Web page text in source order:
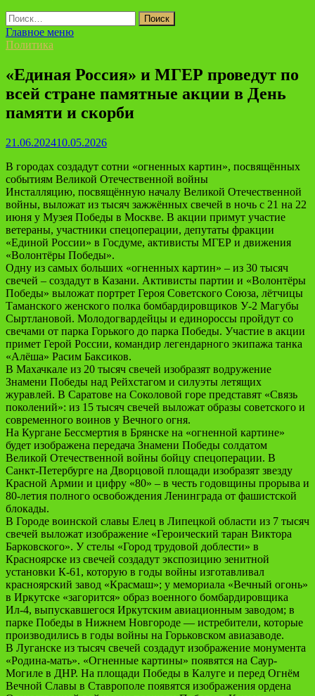
Найти:
Главное меню
Политика
«Единая Россия» и МГЕР проведут по
всей стране памятные акции в День
памяти и скорби
21.06.202410.05.2026
В городах создадут сотни «огненных картин», посвящённых
событиям Великой Отечественной войны
Инсталляцию, посвящённую началу Великой Отечественной
войны, выложат из тысяч зажжённых свечей в ночь с 21 на 22
июня у Музея Победы в Москве. В акции примут участие
ветераны, участники спецоперации, депутаты фракции
«Единой России» в Госдуме, активисты МГЕР и движения
«Волонтёры Победы».
Одну из самых больших «огненных картин» – из 30 тысяч
свечей – создадут в Казани. Активисты партии и «Волонтёры
Победы» выложат портрет Героя Советского Союза, лётчицы
Таманского женского полка бомбардировщиков У-2 Магубы
Сыртлановой. Молодогвардейцы и единороссы пройдут со
свечами от парка Горького до парка Победы. Участие в акции
примет Герой России, командир легендарного экипажа танка
«Алёша» Расим Баксиков.
В Махачкале из 20 тысяч свечей изобразят водружение
Знамени Победы над Рейхстагом и силуэты летящих
журавлей. В Саратове на Соколовой горе представят «Связь
поколений»: из 15 тысяч свечей выложат образы советского и
современного воинов у Вечного огня.
На Кургане Бессмертия в Брянске на «огненной картине»
будет изображена передача Знамени Победы солдатом
Великой Отечественной войны бойцу спецоперации. В
Санкт-Петербурге на Дворцовой площади изобразят звезду
Красной Армии и цифру «80» – в честь годовщины прорыва и
80-летия полного освобождения Ленинграда от фашистской
блокады.
В Городе воинской славы Елец в Липецкой области из 7 тысяч
свечей выложат изображение «Героический таран Виктора
Барковского». У стелы «Город трудовой доблести» в
Красноярске из свечей создадут экспозицию зенитной
установки К-61, которую в годы войны изготавливал
красноярский завод «Красмаш»; у мемориала «Вечный огонь»
в Иркутске «загорится» образ военного бомбардировщика
Ил-4, выпускавшегося Иркутским авиационным заводом; в
парке Победы в Нижнем Новгороде — истребители, которые
производились в годы войны на Горьковском авиазаводе.
В Луганске из тысяч свечей создадут изображение монумента
«Родина-мать». «Огненные картины» появятся на Саур-
Могиле в ДНР. На площади Победы в Калуге и перед Огнём
Вечной Славы в Ставрополе появятся изображения ордена